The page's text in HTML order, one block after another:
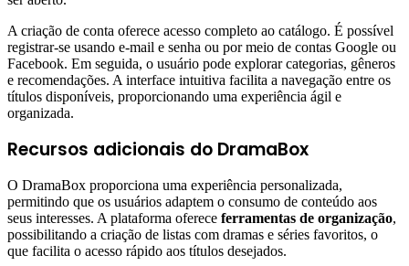
A criação de conta oferece acesso completo ao catálogo. É possível
registrar-se usando e-mail e senha ou por meio de contas Google ou
Facebook. Em seguida, o usuário pode explorar categorias, gêneros
e recomendações. A interface intuitiva facilita a navegação entre os
títulos disponíveis, proporcionando uma experiência ágil e
organizada.
Recursos adicionais do DramaBox
O DramaBox proporciona uma experiência personalizada,
permitindo que os usuários adaptem o consumo de conteúdo aos
seus interesses. A plataforma oferece ferramentas de organização,
possibilitando a criação de listas com dramas e séries favoritos, o
que facilita o acesso rápido aos títulos desejados.